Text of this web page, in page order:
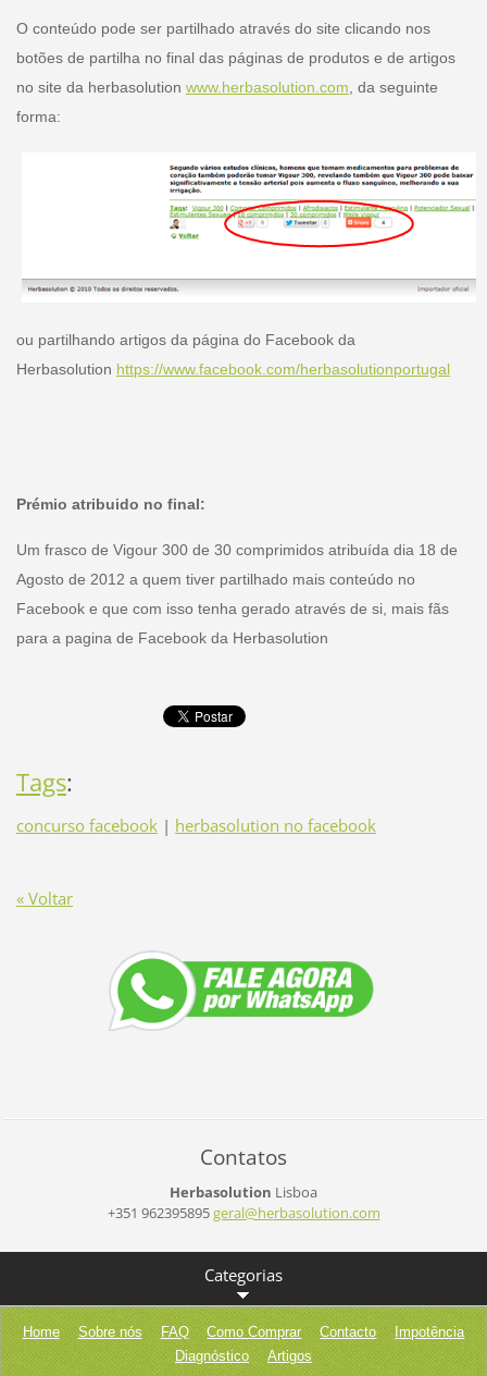
O conteúdo pode ser partilhado através do site clicando nos
botões de partilha no final das páginas de produtos e de artigos
no site da herbasolution www.herbasolution.com , da seguinte
forma:
ou partilhando artigos da página do Facebook da
Herbasolution https://www.facebook.com/herbasolutionportugal
Prémio atribuido no final:
Um frasco de Vigour 300 de 30 comprimidos atribuída dia 18 de
Agosto de 2012 a quem tiver partilhado mais conteúdo no
Facebook e que com isso tenha gerado através de si, mais fãs
para a pagina de Facebook da Herbasolution
Tags:
concurso facebook | herbasolution no facebook
« Voltar
Contatos
Herbasolution Lisboa
+351 962395895geral@herbasolution.com
Categorias
Home Sobre nós FAQ Como Comprar Contacto
Impotência
Diagnóstico
Artigos